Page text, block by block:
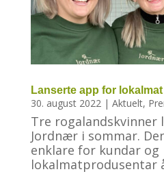
Lanserte app for lokalmat
30. august 2022 | Aktuelt,
Tre rogalandskvinner
Jordnær i sommar.
enklare for kundar og
lokalmatprodusentar